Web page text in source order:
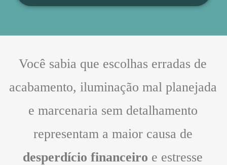
Você sabia que escolhas erradas de
acabamento, iluminação mal planejada
e marcenaria sem detalhamento
representam a maior causa de
desperdício financeiro e estresse